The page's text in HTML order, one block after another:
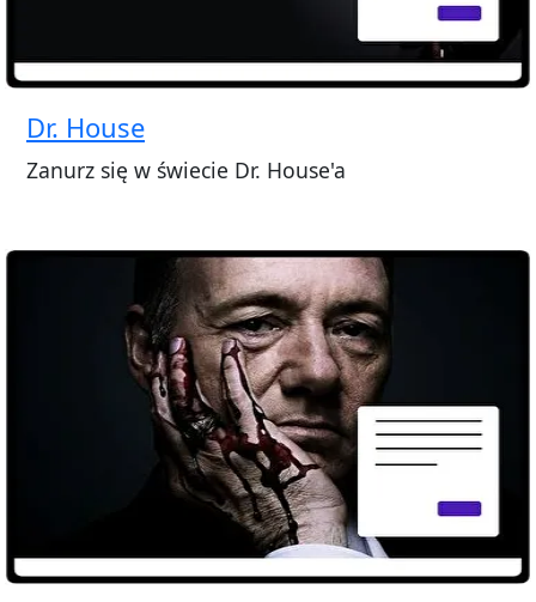
Dr. House
Zanurz się w świecie Dr. House'a